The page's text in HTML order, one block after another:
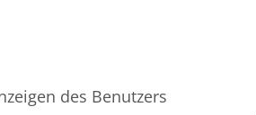
des Benutzers